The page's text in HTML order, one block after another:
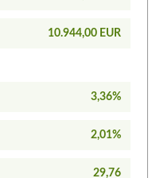
10.944,00 EUR
3,36%
2,01%
29,76